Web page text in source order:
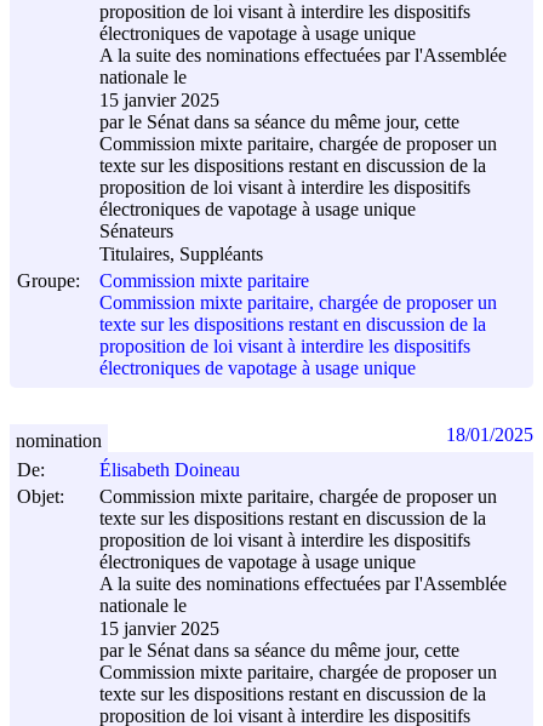
proposition de loi visant à interdire les dispositifs
électroniques de vapotage à usage unique
A la suite des nominations effectuées par l'Assemblée
nationale le
15 janvier 2025
par le Sénat dans sa séance du même jour, cette
Commission mixte paritaire, chargée de proposer un
texte sur les dispositions restant en discussion de la
proposition de loi visant à interdire les dispositifs
électroniques de vapotage à usage unique
Sénateurs
Titulaires, Suppléants
Groupe:
Commission mixte paritaire
Commission mixte paritaire, chargée de proposer un
texte sur les dispositions restant en discussion de la
proposition de loi visant à interdire les dispositifs
électroniques de vapotage à usage unique
De:
Élisabeth Doineau
Objet:
Commission mixte paritaire, chargée de proposer un
texte sur les dispositions restant en discussion de la
proposition de loi visant à interdire les dispositifs
électroniques de vapotage à usage unique
A la suite des nominations effectuées par l'Assemblée
nationale le
15 janvier 2025
par le Sénat dans sa séance du même jour, cette
Commission mixte paritaire, chargée de proposer un
texte sur les dispositions restant en discussion de la
proposition de loi visant à interdire les dispositifs
nomination 18/01/2025